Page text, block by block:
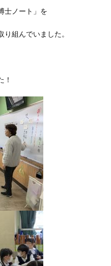
士ノート」を
組んでいました。
！